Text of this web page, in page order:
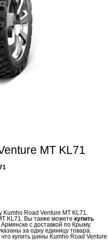
MT KL71
Kumho Road Venture MT KL71.
KL71. Вы также можете купить
Армянске с доставкой по Крыму.
за одну единицу товара.
купить шины Kumho Road Venture